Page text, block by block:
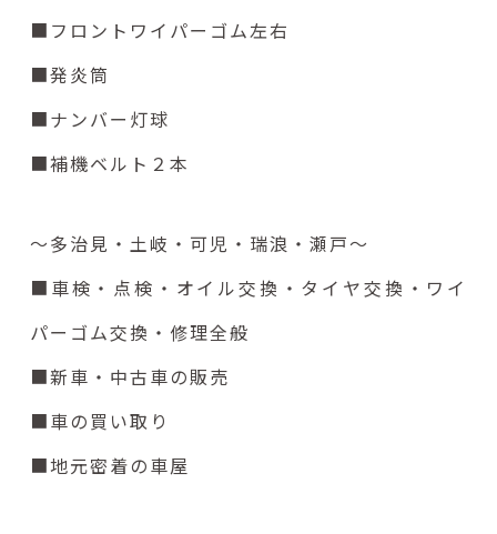
■フロントワイパーゴム左右
■発炎筒
■ナンバー灯球
■補機ベルト２本
～多治見・土岐・可児・瑞浪・瀬戸～
■車検・点検・オイル交換・タイヤ交換・ワイ
パーゴム交換・修理全般
■新車・中古車の販売
■車の買い取り
■地元密着の車屋